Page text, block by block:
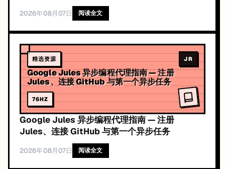
2026年08月07日 阅读全文
精选资源 JR
Google Jules 异步编程代理指南 — 注册
Jules、连接 GitHub 与第一个异步任务
76HZ
Google Jules 异步编程代理指南 — 注册
Jules、连接 GitHub 与第一个异步任务
2026年08月07日 阅读全文